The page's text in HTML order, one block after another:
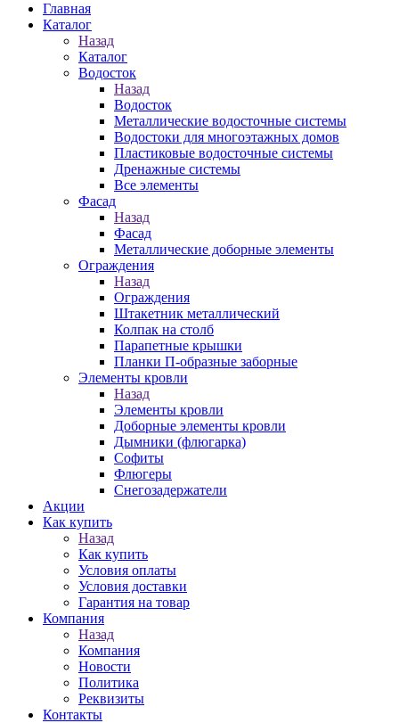
Главная
Каталог
Назад
Каталог
Водосток
Назад
Водосток
Металлические водосточные системы
Водостоки для многоэтажных домов
Пластиковые водосточные системы
Дренажные системы
Все элементы
Фасад
Назад
Фасад
Металлические доборные элементы
Ограждения
Назад
Ограждения
Штакетник металлический
Колпак на столб
Парапетные крышки
Планки П-образные заборные
Элементы кровли
Назад
Элементы кровли
Доборные элементы кровли
Дымники (флюгарка)
Софиты
Флюгеры
Снегозадержатели
Акции
Как купить
Назад
Как купить
Условия оплаты
Условия доставки
Гарантия на товар
Компания
Назад
Компания
Новости
Политика
Реквизиты
Контакты